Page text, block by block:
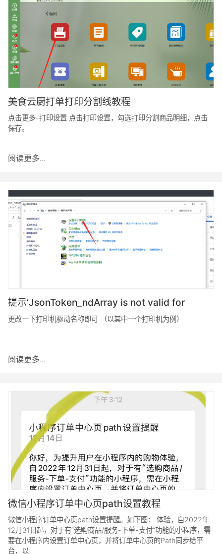
美食云厨打单打印分割线教程
点击更多-打印设置 点击打印设置，勾选打印分割商品明细，点击
保存。
阅读更多...
提示‘JsonToken_ndArray is not valid for
closing JsonType ObjectPath &amp;quot;,
line 1, position 12’
更改一下打印机驱动名称即可 （以其中一个打印机为例）
阅读更多...
微信小程序订单中心页path设置教程
微信小程序订单中心页path设置提醒。如下图： 体验，自2022年
12月31日起，对于有“选购商品/服务-下单-支付“功能的小程序，需
要在小程序内设置订单中心页，并将订单中心页的Path同步给平
台，以